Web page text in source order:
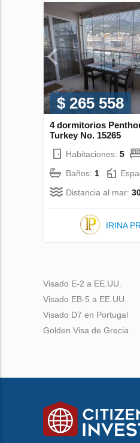
$ 265 558
4 dormitorios
Turkey No. 15265
Habitaciones: 5
Baños: 1
Distancia al mar:
IRINA
Visado E-2 a EE.UU.
Visado EB-5 a EE.UU.
Visado D7 en Portugal
Golden Visa de Grecia